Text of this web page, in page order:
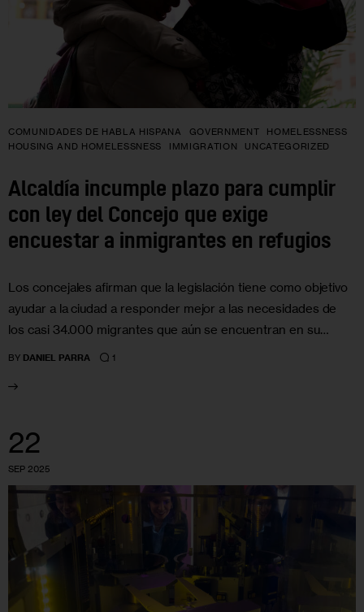
COMUNIDADES DE HABLA HISPANA GOVERNMENT
HOMELESSNESS
HOUSING AND HOMELESSNESS
IMMIGRATION UNCATEGORIZED
Alcaldía incumple plazo para cumplir
con ley del Concejo que exige
encuestar a inmigrantes en refugios
Los concejales afirman que la legislación tiene como objetivo
ayudar a la ciudad a responder mejor a las necesidades de
los casi 34.000 migrantes que aún se encuentran en su…
BY DANIEL PARRA 1
22
SEP 2025